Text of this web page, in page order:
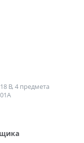
В, 4 предмета